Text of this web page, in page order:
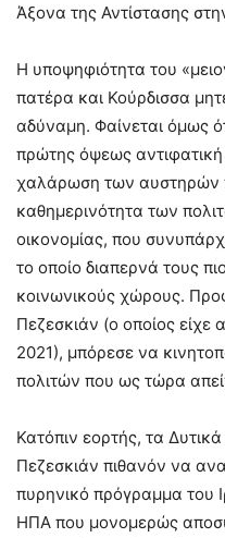
Άξονα της Αντίστασης
Η υποψηφιότητα του
πατέρα και Κούρδισσα
αδύναμη. Φαίνεται όμως
πρώτης όψεως
χαλάρωση των αυστηρών
καθημερινότητα των
οικονομίας, που
το οποίο διαπερνά τους
κοινωνικούς χώρους.
Πεζεσκιάν (ο οποίος είχε
2021), μπόρεσε να
πολιτών που ως τώρα
Κατόπιν εορτής, τα
Πεζεσκιάν πιθανόν να
πυρηνικό πρόγραμμα του
ΗΠΑ που μονομερώς